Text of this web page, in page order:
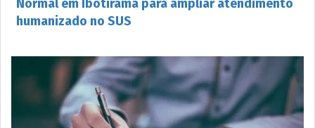
Normal em Ibotirama para ampliar atendimento
humanizado no SUS